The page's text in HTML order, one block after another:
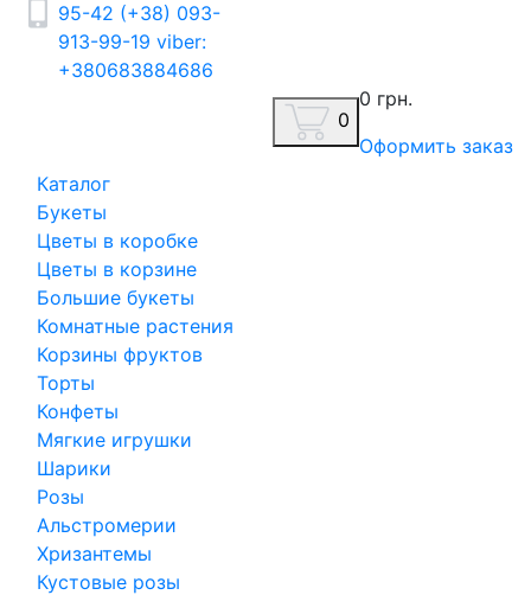
95-42 (+38) 093-
913-99-19 viber:
+380683884686
0
0 грн.
Оформить заказ
Каталог
Букеты
Цветы в коробке
Цветы в корзине
Большие букеты
Комнатные растения
Корзины фруктов
Торты
Конфеты
Мягкие игрушки
Шарики
Розы
Альстромерии
Хризантемы
Кустовые розы